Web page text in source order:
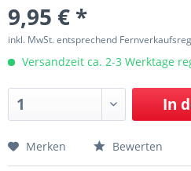
9,95 € *
inkl. MwSt. entsprechend
Versandzeit ca. 2-3 Werktage
In
Merken Bewerten